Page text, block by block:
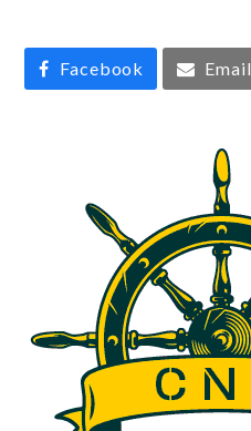
Facebook Email